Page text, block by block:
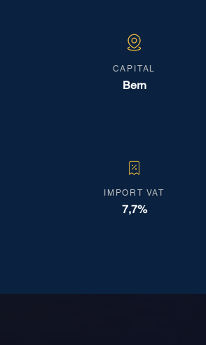
CAPITAL
Bern
IMPORT VAT
7,7%